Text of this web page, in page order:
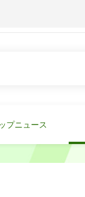
プニュース